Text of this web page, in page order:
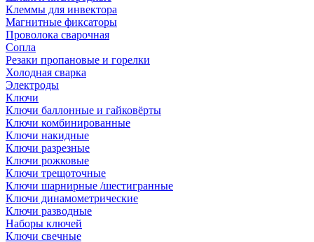
Клеммы для инвектора
Магнитные фиксаторы
Проволока сварочная
Сопла
Резаки пропановые и горелки
Холодная сварка
Электроды
Ключи
Ключи баллонные и гайковёрты
Ключи комбинированные
Ключи накидные
Ключи разрезные
Ключи рожковые
Ключи трещоточные
Ключи шарнирные /шестигранные
Ключи динамометрические
Ключи разводные
Наборы ключей
Ключи свечные